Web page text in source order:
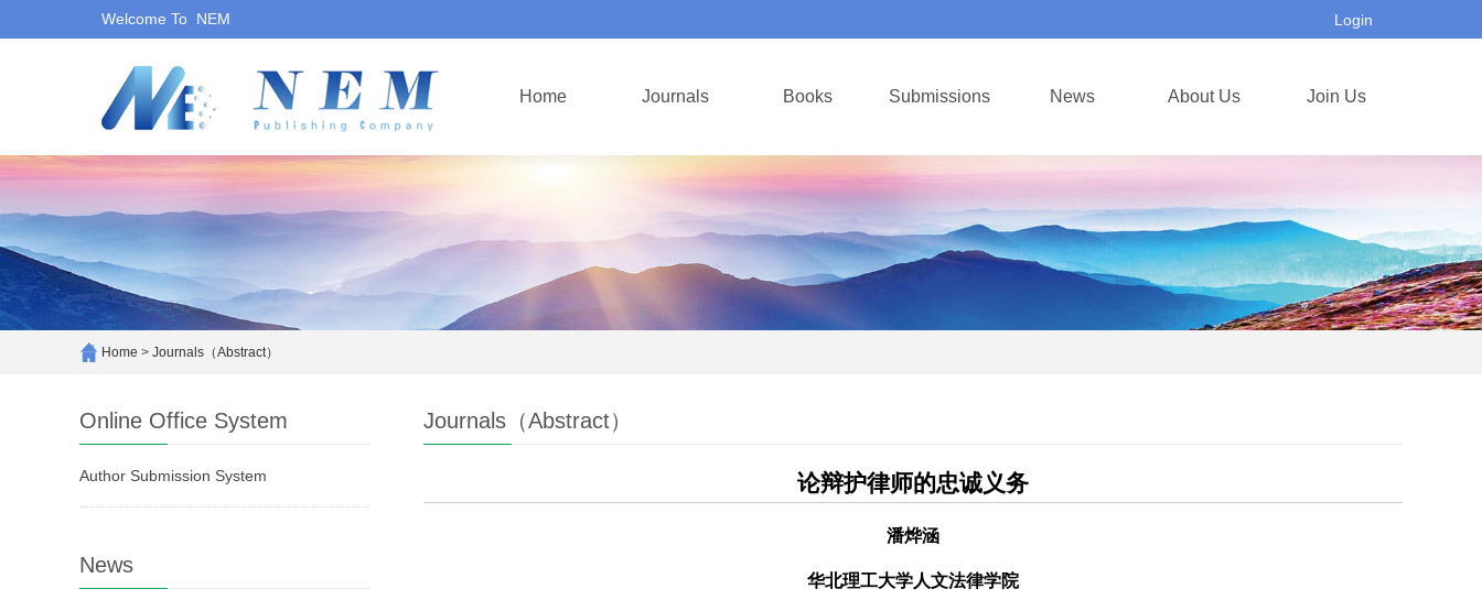
Welcome To NEM Login
Home Journals Books Submissions News About Us Join Us
Home > Journals（Abstract）
Online Office System
Author Submission System
News
Journals（Abstract）
论辩护律师的忠诚义务
潘烨涵
华北理工大学人文法律学院